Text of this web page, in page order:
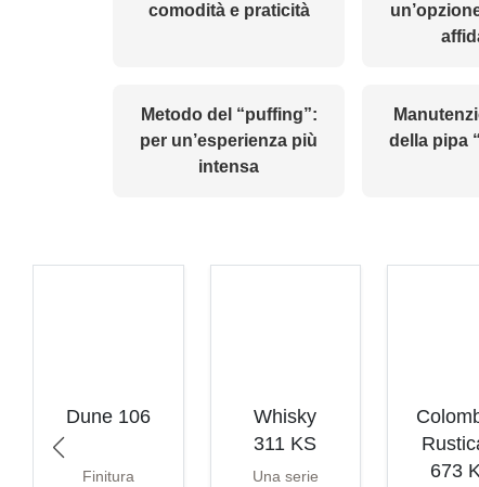
comodità e praticità
Metodo del “puffing”:
per un’esperienza più
intensa
della pipa
Dune 106
Finitura
Whisky
311 KS
Una serie
673